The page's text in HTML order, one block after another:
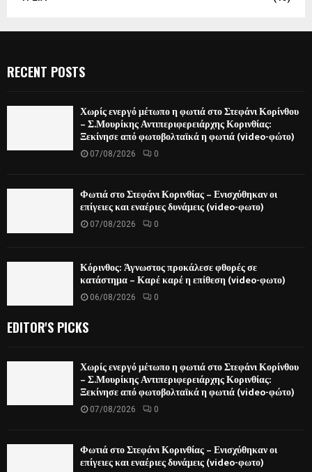
RECENT POSTS
Χωρίς ενεργό μέτωπο η φωτιά στο Στεφάνι Κορίνθου
– Σ.Μουρίκης Αντιπεριφερειάρχης Κορινθίας:
Ξεκίνησε από φωτοβολταϊκά η φωτιά (video-φώτο)
07/08/2026 0
Φωτιά στο Στεφάνι Κορινθίας – Ενισχύθηκαν οι
επίγειες και εναέριες δυνάμεις (video-φωτο)
07/08/2026 0
Κόρινθος: Άγνωστος προκάλεσε φθορές σε
κατάστημα – Καρέ καρέ η επίθεση (video-φωτο)
06/08/2026 0
EDITOR'S PICKS
Χωρίς ενεργό μέτωπο η φωτιά στο Στεφάνι Κορίνθου
– Σ.Μουρίκης Αντιπεριφερειάρχης Κορινθίας:
Ξεκίνησε από φωτοβολταϊκά η φωτιά (video-φώτο)
07/08/2026 0
Φωτιά στο Στεφάνι Κορινθίας – Ενισχύθηκαν οι
επίγειες και εναέριες δυνάμεις (video-φωτο)